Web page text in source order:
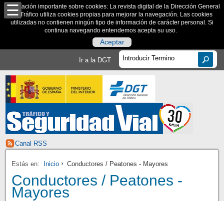
Información importante sobre cookies: La revista digital de la Dirección General
de Tráfico utiliza cookies propias para mejorar la navegación. Las cookies
utilizadas no contienen ningún tipo de información de carácter personal. Si
continua navegando entendemos acepta su uso.
Aceptar
Ir a la DGT
Canal RSS
Estás en: Inicio Conductores / Peatones - Mayores
Conductores / Peatones -
Mayores